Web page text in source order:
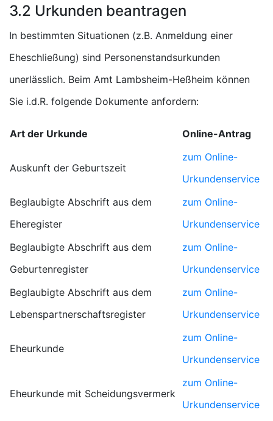
3.2 Urkunden beantragen
In bestimmten Situationen (z.B. Anmeldung einer
Eheschließung) sind Personenstandsurkunden
unerlässlich. Beim Amt Lambsheim-Heßheim können
Sie i.d.R. folgende Dokumente anfordern:
Art der Urkunde Online-Antrag
Auskunft der Geburtszeit
zum Online-
Urkundenservice
Beglaubigte Abschrift aus dem
Eheregister
zum Online-
Urkundenservice
Beglaubigte Abschrift aus dem
Geburtenregister
zum Online-
Urkundenservice
Beglaubigte Abschrift aus dem
Lebenspartnerschaftsregister
zum Online-
Urkundenservice
Eheurkunde
zum Online-
Urkundenservice
Eheurkunde mit Scheidungsvermerk
zum Online-
Urkundenservice